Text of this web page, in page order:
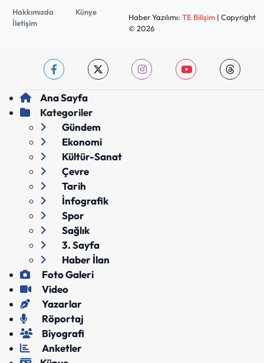
Hakkımızda
Künye
İletişim
Haber Yazılımı: TE Bilişim| Copyright
© 2026
Ana Sayfa
Kategoriler
Gündem
Ekonomi
Kültür-Sanat
Çevre
Tarih
İnfografik
Spor
Sağlık
3. Sayfa
Haber İlan
Foto Galeri
Video
Yazarlar
Röportaj
Biyografi
Anketler